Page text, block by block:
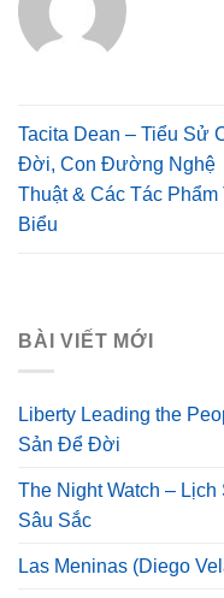
Tacita Dean – Tiểu Sử
Đời, Con Đường Nghệ
Thuật & Các Tác Phẩm
Biểu
BÀI VIẾT MỚI
Liberty Leading the
Sản Để Đời
The Night Watch –
Sâu Sắc
Las Meninas (Diego